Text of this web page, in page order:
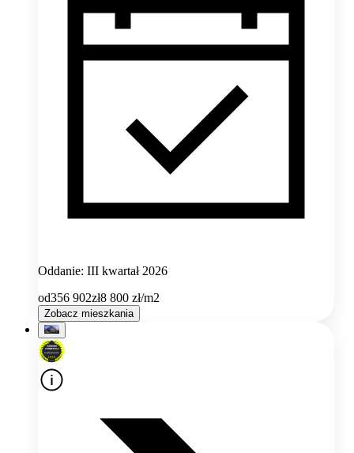
Oddanie: III kwartał 2026
od356 902zł8 800 zł/m2
Zobacz mieszkania